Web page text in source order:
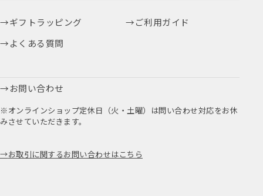
ギフトラッピング
ご利用ガイド
よくある質問
お問い合わせ
※オンラインショップ定休日（火・土曜）は問い合わせ対応をお休
みさせていただきます。
お取引に関するお問い合わせはこちら